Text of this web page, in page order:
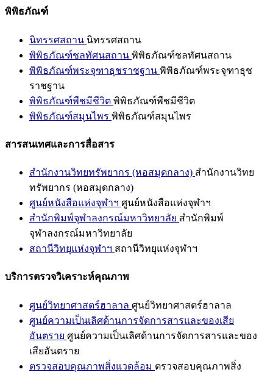
พิพิธภัณฑ์
นิทรรศสถาน นิทรรศสถาน
พิพิธภัณฑ์ชลทัศนสถาน พิพิธภัณฑ์ชลทัศนสถาน
พิพิธภัณฑ์พระจุฑาธุชราชฐาน พิพิธภัณฑ์พระจุฑาธุช
ราชฐาน
พิพิธภัณฑ์พืชมีชีวิต พิพิธภัณฑ์พืชมีชีวิต
พิพิธภัณฑ์สมุนไพร พิพิธภัณฑ์สมุนไพร
สารสนเทศและการสื่อสาร
สำนักงานวิทยทรัพยากร (หอสมุดกลาง) สำนักงานวิทย
ทรัพยากร (หอสมุดกลาง)
ศูนย์หนังสือแห่งจุฬาฯ ศูนย์หนังสือแห่งจุฬาฯ
สำนักพิมพ์จุฬาลงกรณ์มหาวิทยาลัย สำนักพิมพ์
จุฬาลงกรณ์มหาวิทยาลัย
สถานีวิทยุแห่งจุฬาฯ สถานีวิทยุแห่งจุฬาฯ
บริการตรวจวิเคราะห์คุณภาพ
ศูนย์วิทยาศาสตร์ฮาลาล ศูนย์วิทยาศาสตร์ฮาลาล
ศูนย์ความเป็นเลิศด้านการจัดการสารและของเสีย
อันตราย ศูนย์ความเป็นเลิศด้านการจัดการสารและของ
เสียอันตราย
ตรวจสอบคุณภาพสิ่งแวดล้อม ตรวจสอบคุณภาพสิ่ง